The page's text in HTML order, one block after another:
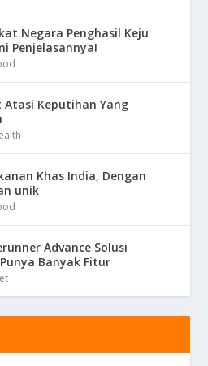
Negara Penghasil Keju
Penjelasannya!
Atasi Keputihan Yang
Khas India, Dengan
unik
Advance Solusi
Banyak Fitur